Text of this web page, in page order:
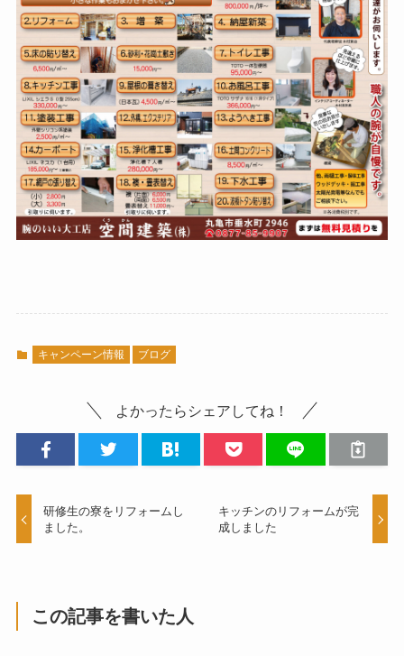
キャンペーン情報 ブログ
よかったらシェアしてね！
研修生の寮をリフォームし
ました。
キッチンのリフォームが完
成しました
この記事を書いた人